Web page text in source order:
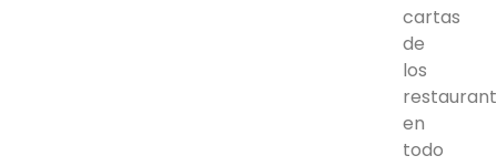
cartas
de
los
en
todo